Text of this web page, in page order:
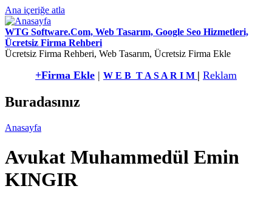
Ana içeriğe atla
WTG Software.Com, Web Tasarım, Google Seo Hizmetleri,
Ücretsiz Firma Rehberi
Ücretsiz Firma Rehberi, Web Tasarım, Ücretsiz Firma Ekle
+Firma Ekle | W E B T A S A R I M | Reklam
Buradasınız
Anasayfa
Avukat Muhammedül Emin
KINGIR